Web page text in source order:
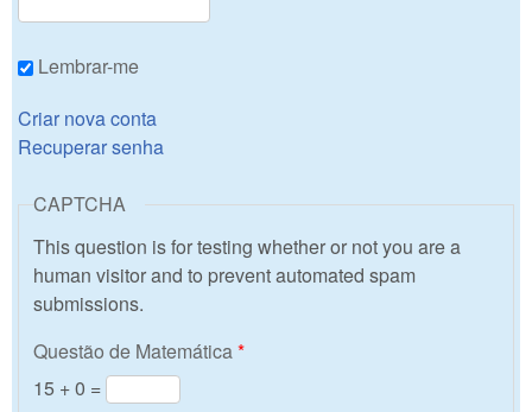
Lembrar-me
Criar nova conta
Recuperar senha
CAPTCHA
This question is for testing whether or not you are a
human visitor and to prevent automated spam
submissions.
Questão de Matemática*
15 + 0 =